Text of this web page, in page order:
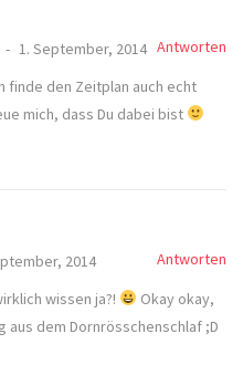
1. September, 2014 Antworten
finde den Zeitplan auch echt
mich, dass Du dabei bist
2014
Antworten
wissen ja?!
Okay okay,
aus dem Dornrösschenschlaf ;D